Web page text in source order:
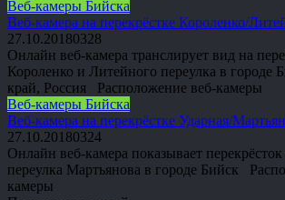
Веб-камеры Бийска
Веб-камера на перекрёстке Короленко/
27.10.20180328
Онлайн веб-камера транслирует вид на
Короленко и Литейного переулка в городе
край, Россия Расположение веб-камеры
Веб-камеры Бийска
Веб-камера на перекрёстке Ударная/
27.10.20180324
Онлайн веб-камера показывает
переулка Мартьянова в городе Бийск
камеры